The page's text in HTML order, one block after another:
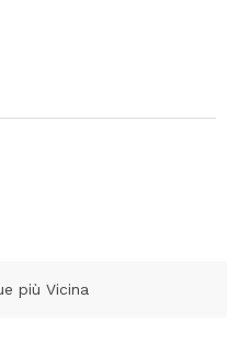
più Vicina